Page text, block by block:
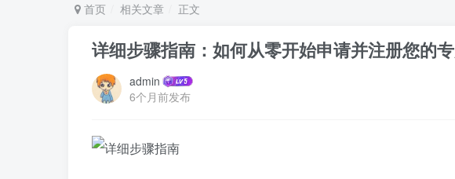
首页 相关文章 正文
详细步骤指南：如何从零开始申请并注册您的
admin
6个月前发布